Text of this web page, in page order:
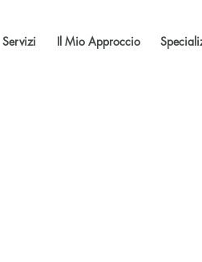
Servizi Il Mio Approccio